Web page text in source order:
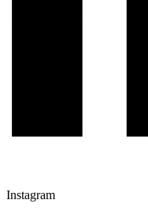
Instagram